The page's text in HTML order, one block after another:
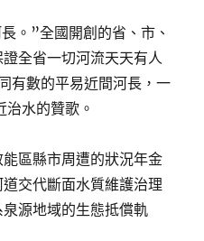
。”全國開創的省、市、
全省一切河流天天有人
有數的平易近間河長，一
治水的贊歌。
區縣市周遭的狀況年金
交代斷面水質維護治理
源地域的生態抵償軌